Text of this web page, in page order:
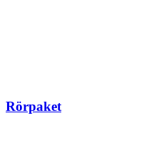
Rörpaket